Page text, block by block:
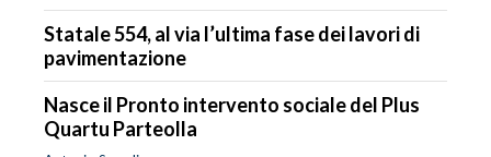
Statale 554, al via l’ultima fase dei lavori di
pavimentazione
Nasce il Pronto intervento sociale del Plus
Quartu Parteolla